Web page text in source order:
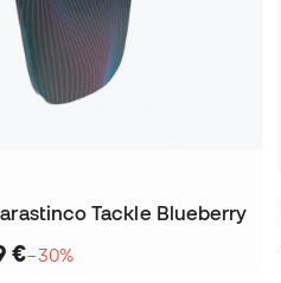
Tackle Blueberry
€−30%